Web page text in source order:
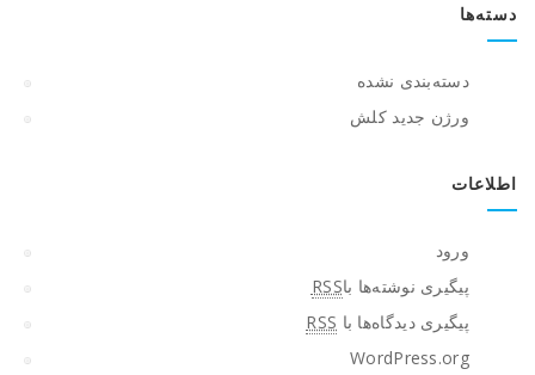
دسته‌ها
دسته‌بندی نشده
ورژن جدید کلش
اطلاعات
ورود
پیگیری نوشته‌ها باRSS
پیگیری دیدگاه‌ها با RSS
WordPress.org